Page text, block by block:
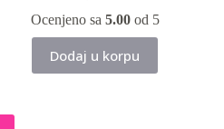
Ocenjeno sa 5.00od 5
Dodaj u korpu